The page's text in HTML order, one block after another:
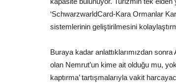
‘SchwarzwarldCard-Kara Ormanlar
sistemlerinin geliştirilmesini
Buraya kadar anlattıklarımızdan
olan Nemrut’un kime ait olduğu mu,
kaptırma’ tartışmalarıyla vakit